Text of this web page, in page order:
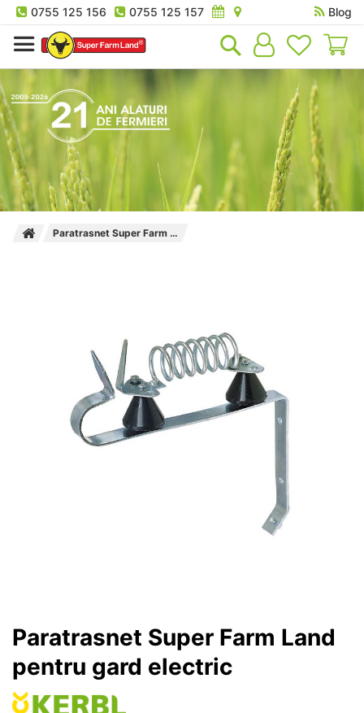
0755 125 156 0755 125 157
Blog
Paratrasnet Super Farm Land pentru gard electric
Paratrasnet Super Farm Land
pentru gard electric